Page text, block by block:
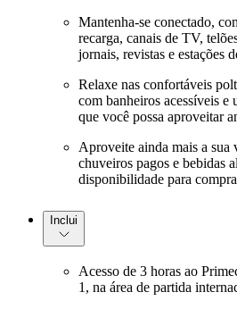
Mantenha-se conectado,
recarga, canais de TV,
jornais, revistas e estações
Relaxe nas confortáveis
com banheiros acessíveis e
que você possa aproveitar
Aproveite ainda mais a sua
chuveiros pagos e bebidas
disponibilidade para
Inclui
Acesso de 3 horas ao
1, na área de partida